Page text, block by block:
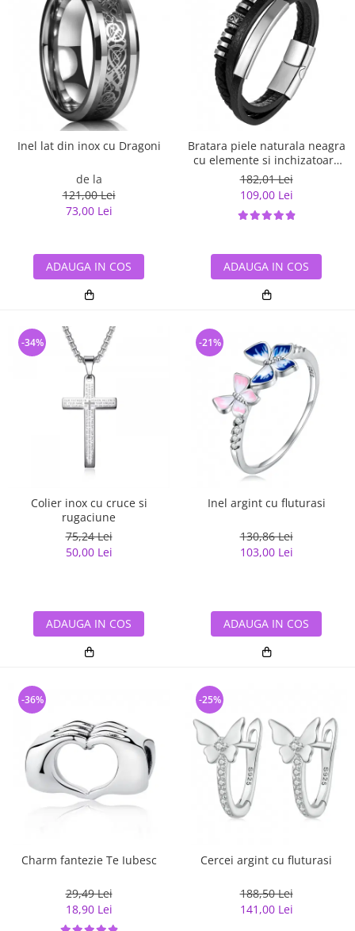
Inel lat din inox cu Dragoni
de la
121,00 Lei
73,00 Lei
ADAUGA IN COS
Bratara piele naturala neagra
cu elemente si inchizatoare
din inox
182,01 Lei
109,00 Lei
ADAUGA IN COS
Colier inox cu cruce si
rugaciune
75,24 Lei
50,00 Lei
-34%
ADAUGA IN COS
Inel argint cu fluturasi
130,86 Lei
103,00 Lei
-21%
ADAUGA IN COS
Charm fantezie Te Iubesc
29,49 Lei
18,90 Lei
-36%
Cercei argint cu fluturasi
188,50 Lei
141,00 Lei
-25%